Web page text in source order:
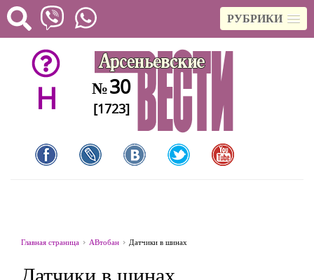
РУБРИКИ
H №30
[1723]
Главная страница АВтобан Датчики в шинах